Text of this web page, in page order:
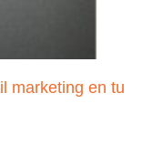
marketing en tu